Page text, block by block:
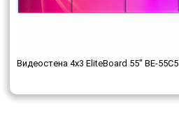
Видеостена 4x3 EliteBoard 55" BE-55C5